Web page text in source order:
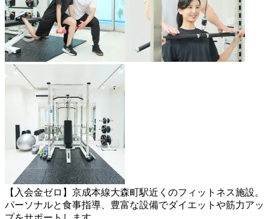
【入会金ゼロ】京成本線大森町駅近くのフィットネス施設。
パーソナルと食事指導、豊富な設備でダイエットや筋力アッ